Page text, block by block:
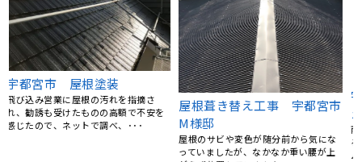
宇都宮市 H様邸 屋根葺き替
え工事
雨漏りが起きたため、地元できてくれ
るところを探していたところリフォー
屋根塗装、棟鈑金交換、外壁
塗装 栃木県宇都宮市 N様
5社くらい提案を聞きましたが、リフォ
ームの森さんが一番丁寧にご対応くだ
さいました。 職人さん･･･